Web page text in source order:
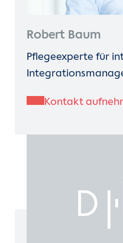
Robert Baum
Pflegeexperte für
Kontakt